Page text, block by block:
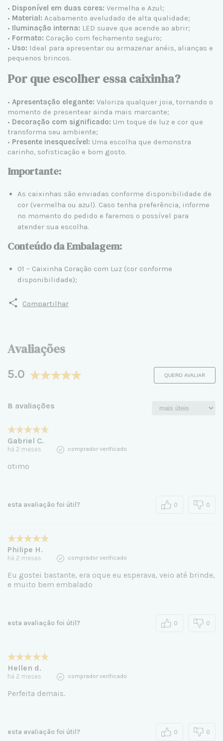
• Disponível em duas cores: Vermelha e Azul;
• Material: Acabamento aveludado de alta qualidade;
• Iluminação interna: LED suave que acende ao abrir;
• Formato: Coração com fechamento seguro;
• Uso: Ideal para apresentar ou armazenar anéis, alianças e
pequenos brincos.
Por que escolher essa caixinha?
• Apresentação elegante: Valoriza qualquer joia, tornando o
momento de presentear ainda mais marcante;
• Decoração com significado: Um toque de luz e cor que
transforma seu ambiente;
• Presente inesquecível: Uma escolha que demonstra
carinho, sofisticação e bom gosto.
Importante:
As caixinhas são enviadas conforme disponibilidade de
cor (vermelha ou azul). Caso tenha preferência, informe
no momento do pedido e faremos o possível para
atender sua escolha.
Conteúdo da Embalagem:
01 – Caixinha Coração com Luz (cor conforme
disponibilidade);
Compartilhar
Avaliações
5.0 QUERO AVALIAR
8 avaliações
Gabriel C.
há 2 meses comprador verificado
otimo
esta avaliação foi útil? 0 0
Philipe H.
há 2 meses comprador verificado
Eu gostei bastante, era oque eu esperava, veio até brinde,
e muito bem embalado
esta avaliação foi útil? 0 0
Hellen d.
há 2 meses comprador verificado
Perfeita demais.
esta avaliação foi útil? 0 0